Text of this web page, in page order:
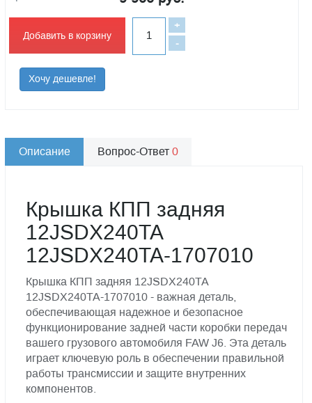
Добавить в корзину
-
+
Хочу дешевле!
Описание Вопрос-Ответ0
Крышка КПП задняя
12JSDX240TA
12JSDX240TA-1707010
Крышка КПП задняя 12JSDX240TA
12JSDX240TA-1707010 - важная деталь,
обеспечивающая надежное и безопасное
функционирование задней части коробки передач
вашего грузового автомобиля FAW J6. Эта деталь
играет ключевую роль в обеспечении правильной
работы трансмиссии и защите внутренних
компонентов.